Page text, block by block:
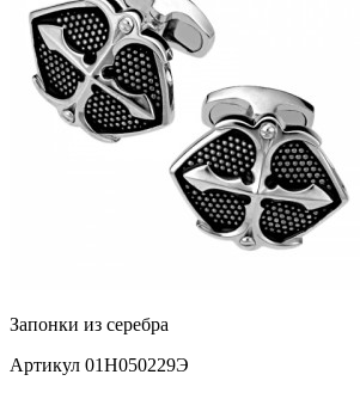
Запонки из серебра
Артикул 01Н050229Э